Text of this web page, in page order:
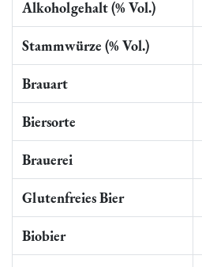
Alkoholgehalt (% Vol.)
Stammwürze (% Vol.)
Brauart
Biersorte
Brauerei
Glutenfreies Bier
Biobier